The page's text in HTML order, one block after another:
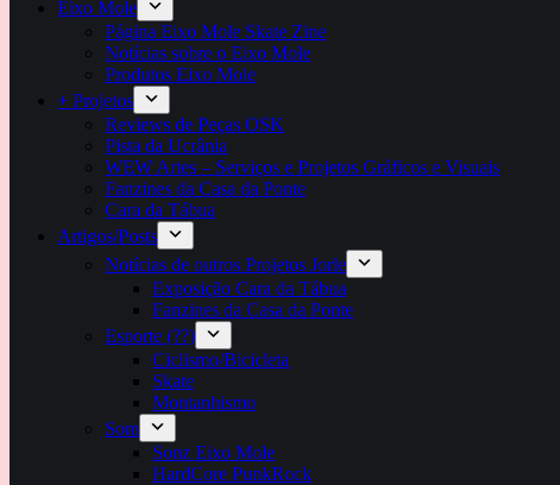
Eixo Mole
Página Eixo Mole Skate Zine
Notícias sobre o Eixo Mole
Produtos Eixo Mole
+ Projetos
Reviews de Peças OSK
Pista da Ucrânia
WEW Artes – Serviços e Projetos Gráficos e Visuais
Fanzines da Casa da Ponte
Cara da Tábua
Artigos/Posts
Notícias de outros Projetos Jorle
Exposição Cara da Tábua
Fanzines da Casa da Ponte
Esporte (??)
Ciclismo/Bicicleta
Skate
Montanhismo
Som
Sonz Eixo Mole
HardCore PunkRock